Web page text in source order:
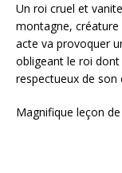
Un roi cruel et
montagne,
acte va provoquer
obligeant le roi
respectueux de son
Magnifique leçon